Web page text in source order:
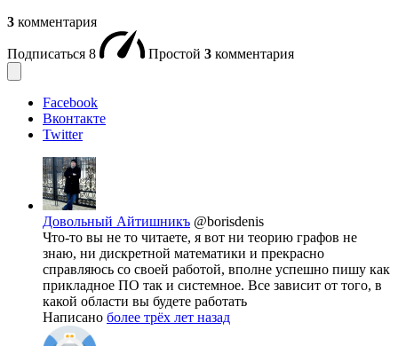
3 комментария
Подписаться 8 Простой 3 комментария
Facebook
Вконтакте
Twitter
Довольный Айтишникъ @borisdenis
Что-то вы не то читаете, я вот ни теорию графов не
знаю, ни дискретной математики и прекрасно
справляюсь со своей работой, вполне успешно пишу как
прикладное ПО так и системное. Все зависит от того, в
какой области вы будете работать
Написано более трёх лет назад